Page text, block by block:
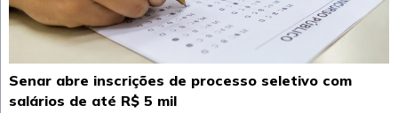
Senar abre inscrições de processo seletivo com
salários de até R$ 5 mil